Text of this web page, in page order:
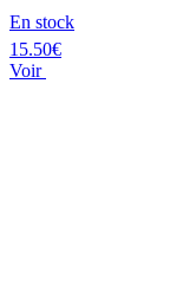
En stock
15.50€
Voir